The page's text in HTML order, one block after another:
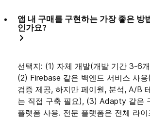
앱 내 구매를 구현하는 가장 좋은 방
인가요?
선택지: (1) 자체 개발(개발 기간 3-6
(2) Firebase 같은 백엔드 서비스 사용
검증 제공, 하지만 페이월, 분석, A/B
는 직접 구축 필요), (3) Adapty 같은
플랫폼 사용. 전문 플랫폼은 전체 라이